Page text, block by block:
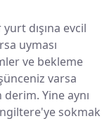
dışına evcil
uyması
ve bekleme
varsa
derim. Yine aynı
sokmak